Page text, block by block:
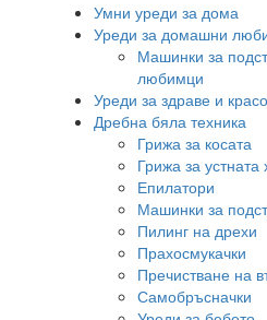
Умни уреди за дома
Уреди за домашни
Машинки за
любимци
Уреди за здраве и
Дребна бяла техника
Грижа за косата
Грижа за устната
Епилатори
Машинки за
Пилинг на дрехи
Прахосмукачки
Пречистване на
Самобръсначки